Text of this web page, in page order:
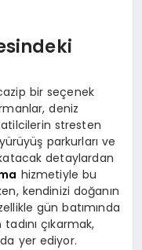
bir seçenek
deniz
stresten
parkurları ve
detaylardan
hizmetiyle bu
kendinizi doğanın
gün batımında
çıkarmak,
yer ediyor.